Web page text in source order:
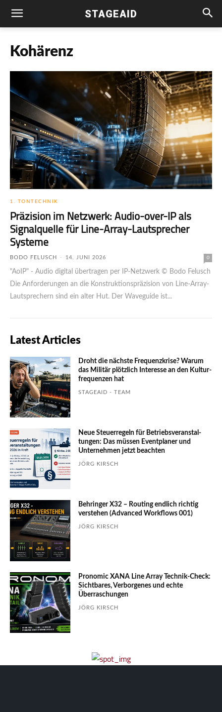
STAGEAID
Kohärenz
1. TONTECHNIK
Präzision im Netzwerk: Audio-over-IP als
Signalquelle für Line-Array-Lautsprecher
Systeme
BODO FELUSCH - 14. JUNI 2026 0
"AoIP" - Audio digital übertragen per IP-Netzwerk © Bodo Felusch
Die Anforderungen an die Konstruktionspräzision von Line-Array-
Lautsprechern sind ein alter Hut. Der Waveguide ist...
Latest Articles
Droht die nächste Frequenzkrise? Warum
das Mili­tär plötzlich Inte­resse an den Kultur­
fre­quen­zen hat
STAGEAID - TEAM
Neue Steuerregeln für Betriebs­ver­an­stal­
tungen: Das müssen Event­planer und
Unter­nehmen jetzt beachten
JÖRG KIRSCH
Behringer X32 – Routing endlich richtig
verstehen (Advanced Workflows 001)
JÖRG KIRSCH
Pronomic XANA Line Array Technik-Check:
Sichtbares, Verborgenes und echte
Überraschungen
JÖRG KIRSCH